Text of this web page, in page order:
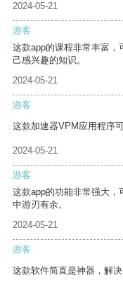
2024-05-21
游客
这款app的课程非常丰富，
己感兴趣的知识。
2024-05-21
游客
这款加速器VPM应用程序
2024-05-21
游客
这款app的功能非常强大
中游刃有余。
2024-05-21
游客
这款软件简直是神器，解决